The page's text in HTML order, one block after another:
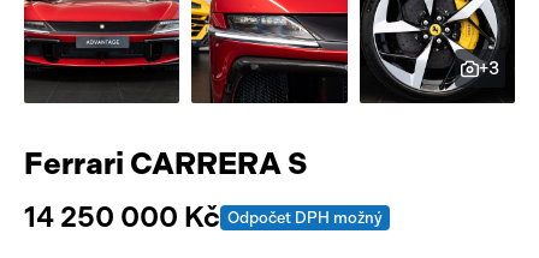
Pracovní stroje
Náhradní díly
Auto a život
Videa
+3
Ferrari CARRERA S
14 250 000 Kč Odpočet DPH možný